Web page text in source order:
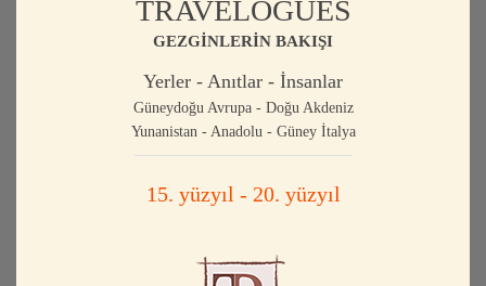
TRAVELOGUES
GEZGİNLERİN BAKIŞI
Yerler - Anıtlar - İnsanlar
Güneydoğu Avrupa - Doğu Akdeniz
Yunanistan - Anadolu - Güney İtalya
15. yüzyıl - 20. yüzyıl